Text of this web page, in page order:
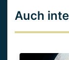
Auch